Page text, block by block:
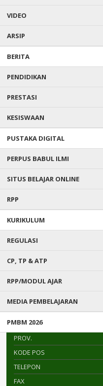
VIDEO
ARSIP
BERITA
PENDIDIKAN
PRESTASI
KESISWAAN
PUSTAKA DIGITAL
PERPUS BABUL ILMI
SITUS BELAJAR ONLINE
RPP
KURIKULUM
REGULASI
CP, TP & ATP
RPP/MODUL AJAR
MEDIA PEMBELAJARAN
PMBM 2026
KAB.
PROV.
KODE POS
TELEPON
FAX